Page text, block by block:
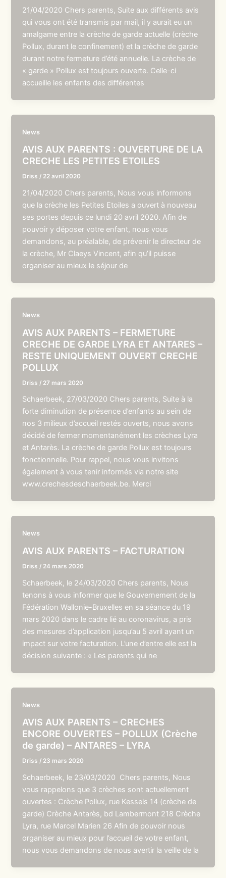
21/04/2020 Chers parents, Suite aux différents avis
qui vous ont été transmis par mail, il y aurait eu un
amalgame entre la crèche de garde actuelle (crèche
Pollux, durant le confinement) et la crèche de garde
durant notre fermeture d’été annuelle. La crèche de
« garde » Pollux est toujours ouverte. Celle-ci
accueille les enfants des différentes
News
AVIS AUX PARENTS : OUVERTURE DE LA
CRECHE LES PETITES ETOILES
Driss / 22 avril 2020
21/04/2020 Chers parents, Nous vous informons
que la crèche les Petites Etoiles a ouvert à nouveau
ses portes depuis ce lundi 20 avril 2020. Afin de
pouvoir y déposer votre enfant, nous vous
demandons, au préalable, de prévenir le directeur de
la crèche, Mr Claeys Vincent, afin qu’il puisse
organiser au mieux le séjour de
News
AVIS AUX PARENTS – FERMETURE
CRECHE DE GARDE LYRA ET ANTARES –
RESTE UNIQUEMENT OUVERT CRECHE
POLLUX
Driss / 27 mars 2020
Schaerbeek, 27/03/2020 Chers parents, Suite à la
forte diminution de présence d’enfants au sein de
nos 3 milieux d’accueil restés ouverts, nous avons
décidé de fermer momentanément les crèches Lyra
et Antarès. La crèche de garde Pollux est toujours
fonctionnelle. Pour rappel, nous vous invitons
également à vous tenir informés via notre site
www.crechesdeschaerbeek.be. Merci
News
AVIS AUX PARENTS – FACTURATION
Driss / 24 mars 2020
Schaerbeek, le 24/03/2020 Chers parents, Nous
tenons à vous informer que le Gouvernement de la
Fédération Wallonie-Bruxelles en sa séance du 19
mars 2020 dans le cadre lié au coronavirus, a pris
des mesures d’application jusqu’au 5 avril ayant un
impact sur votre facturation. L’une d’entre elle est la
décision suivante : « Les parents qui ne
News
AVIS AUX PARENTS – CRECHES
ENCORE OUVERTES – POLLUX (Crèche
de garde) – ANTARES – LYRA
Driss / 23 mars 2020
Schaerbeek, le 23/03/2020 Chers parents, Nous
vous rappelons que 3 crèches sont actuellement
ouvertes : Crèche Pollux, rue Kessels 14 (crèche de
garde) Crèche Antarès, bd Lambermont 218 Crèche
Lyra, rue Marcel Marien 26 Afin de pouvoir nous
organiser au mieux pour l’accueil de votre enfant,
nous vous demandons de nous avertir la veille de la